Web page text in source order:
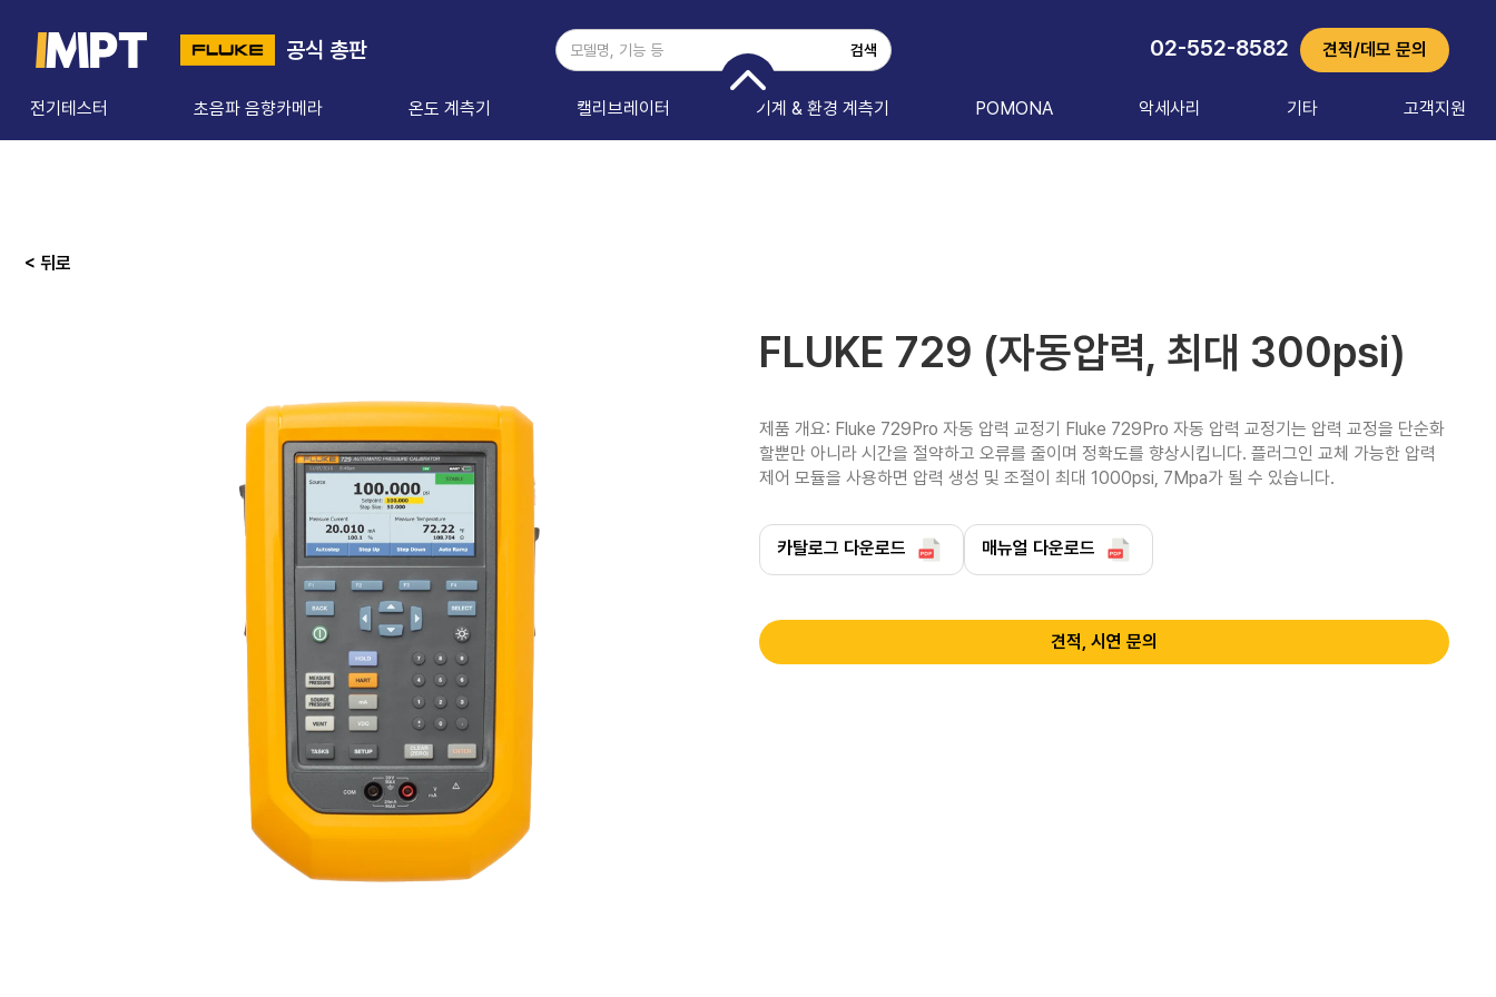
공식 총판 02-552-8582 견적/데모 문의
전기테스터 초음파 음향카메라 온도 계측기 캘리브레이터 기계 & 환경 계측기 POMONA 악세사리 기타 고객지원
< 뒤로
FLUKE 729 (자동압력, 최대 300psi)
제품 개요: Fluke 729Pro 자동 압력 교정기 Fluke 729Pro 자동 압력 교정기는 압력 교정을 단순화
할뿐만 아니라 시간을 절약하고 오류를 줄이며 정확도를 향상시킵니다. 플러그인 교체 가능한 압력
제어 모듈을 사용하면 압력 생성 및 조절이 최대 1000psi, 7Mpa가 될 수 있습니다.
카탈로그 다운로드 매뉴얼 다운로드
견적, 시연 문의